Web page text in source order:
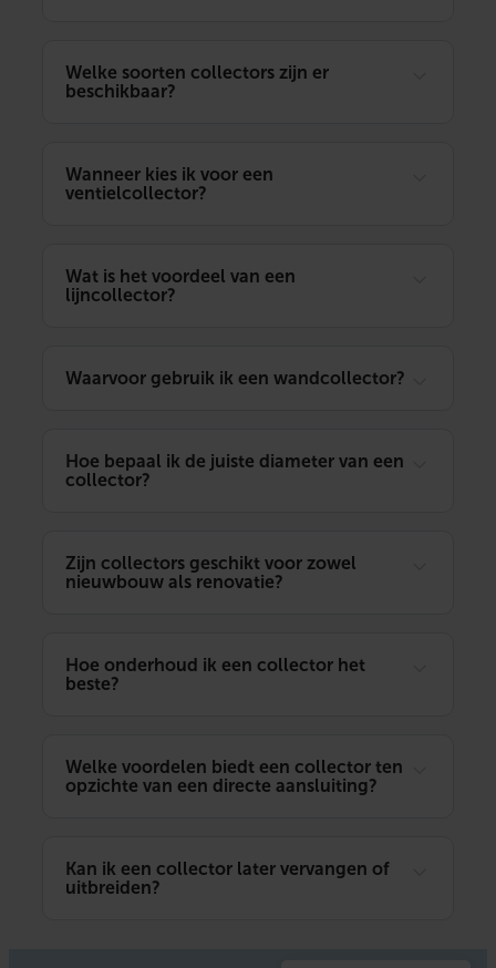
Welke soorten collectors zijn er
beschikbaar?
Wanneer kies ik voor een
ventielcollector?
Wat is het voordeel van een
lijncollector?
Waarvoor gebruik ik een wandcollector?
Hoe bepaal ik de juiste diameter van een
collector?
Zijn collectors geschikt voor zowel
nieuwbouw als renovatie?
Hoe onderhoud ik een collector het
beste?
Welke voordelen biedt een collector ten
opzichte van een directe aansluiting?
Kan ik een collector later vervangen of
uitbreiden?